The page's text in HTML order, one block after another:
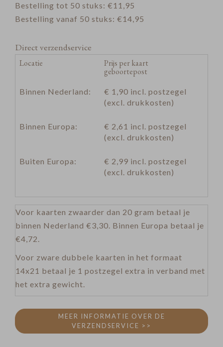
Bestelling tot 50 stuks: €11,95
Bestelling vanaf 50 stuks: €14,95
Direct verzendservice
Locatie
Prijs per kaart
geboortepost
Binnen Nederland:
€ 1,90 incl. postzegel
(excl. drukkosten)
Binnen Europa:
€ 2,61 incl. postzegel
(excl. drukkosten)
Buiten Europa:
€ 2,99 incl. postzegel
(excl. drukkosten)
Voor kaarten zwaarder dan 20 gram betaal je
binnen Nederland €3,30. Binnen Europa betaal je
€4,72.
Voor zware dubbele kaarten in het formaat
14x21 betaal je 1 postzegel extra in verband met
het extra gewicht.
MEER INFORMATIE OVER DE
VERZENDSERVICE >>